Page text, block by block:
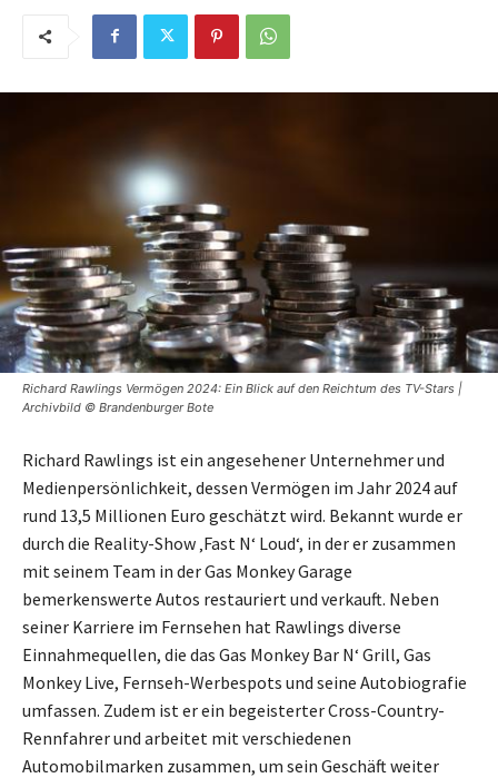
Richard Rawlings Vermögen 2024: Ein Blick auf den Reichtum des TV-Stars |
Archivbild © Brandenburger Bote
Richard Rawlings ist ein angesehener Unternehmer und
Medienpersönlichkeit, dessen Vermögen im Jahr 2024 auf
rund 13,5 Millionen Euro geschätzt wird. Bekannt wurde er
durch die Reality-Show ‚Fast N‘ Loud‘, in der er zusammen
mit seinem Team in der Gas Monkey Garage
bemerkenswerte Autos restauriert und verkauft. Neben
seiner Karriere im Fernsehen hat Rawlings diverse
Einnahmequellen, die das Gas Monkey Bar N‘ Grill, Gas
Monkey Live, Fernseh-Werbespots und seine Autobiografie
umfassen. Zudem ist er ein begeisterter Cross-Country-
Rennfahrer und arbeitet mit verschiedenen
Automobilmarken zusammen, um sein Geschäft weiter